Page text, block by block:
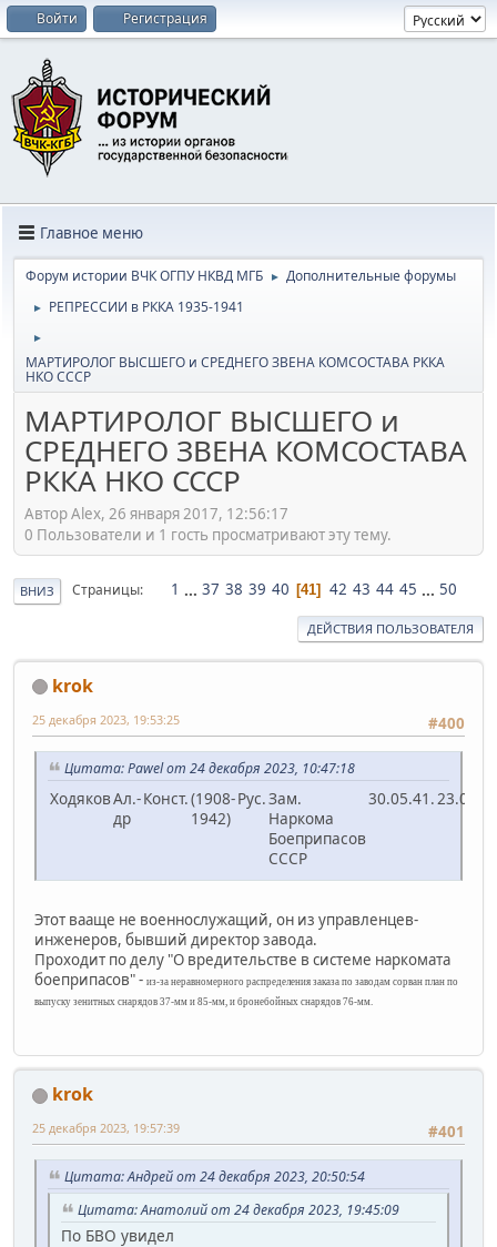
Войти Регистрация
Главное меню
Форум истории ВЧК ОГПУ НКВД МГБ ► Дополнительные форумы
► РЕПРЕССИИ в РККА 1935-1941
►
МАРТИРОЛОГ ВЫСШЕГО и СРЕДНЕГО ЗВЕНА КОМСОСТАВА РККА
НКО СССР
МАРТИРОЛОГ ВЫСШЕГО и
СРЕДНЕГО ЗВЕНА КОМСОСТАВА
РККА НКО СССР
Автор Alex, 26 января 2017, 12:56:17
0 Пользователи и 1 гость просматривают эту тему.
ВНИЗ Страницы 1 ... 37 38 39 40 41 42 43 44 45 ... 50
ДЕЙСТВИЯ ПОЛЬЗОВАТЕЛЯ
krok
#400
25 декабря 2023, 19:53:25
Цитата: Pawel от 24 декабря 2023, 10:47:18
ХодяковАл.-
др
Конст.(1908-
1942)
Рус.Зам.
Наркома
Боеприпасов
СССР
30.05.41.
Этот вааще не военнослужащий, он из управленцев-
инженеров, бывший директор завода.
Проходит по делу "О вредительстве в системе наркомата
боеприпасов" - из-за неравномерного распределения заказа по заводам сорван план по
выпуску зенитных снарядов 37-мм и 85-мм, и бронебойных снарядов 76-мм.
krok
#401
25 декабря 2023, 19:57:39
Цитата: Андрей от 24 декабря 2023, 20:50:54
Цитата: Анатолий от 24 декабря 2023, 19:45:09
По БВО увидел